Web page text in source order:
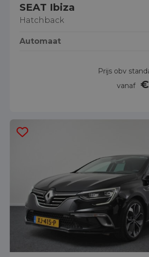
SEAT Ibiza
Hatchback
Automaat
Prijs obv
vanaf